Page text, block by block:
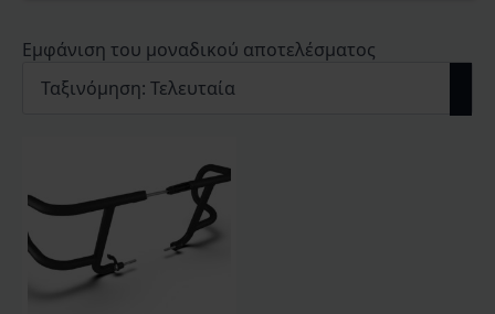
Εμφάνιση του μοναδικού αποτελέσματος